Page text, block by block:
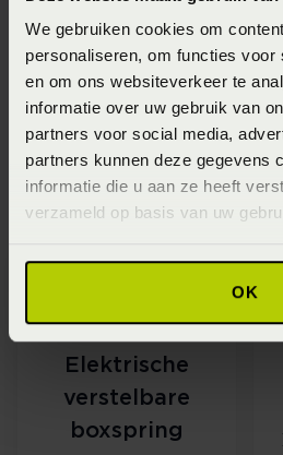
We gebruiken cookies om
personaliseren, om functies voor
en om ons websiteverkeer te
informatie over uw gebruik van
partners voor social media,
partners kunnen deze gegevens
informatie die u aan ze heeft
verzameld op basis van uw
OK
Elektrische
verstelbare
boxspring